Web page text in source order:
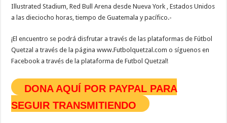
Illustrated Stadium, Red Bull Arena desde Nueva York , Estados Unidos
a las dieciocho horas, tiempo de Guatemala y pacífico.-
¡El encuentro se podrá disfrutar a través de las plataformas de Fútbol
Quetzal a través de la página www.Futbolquetzal.com o síguenos en
Facebook a través de la plataforma de Futbol Quetzal!
DONA AQUÍ POR PAYPAL PARA
SEGUIR TRANSMITIENDO